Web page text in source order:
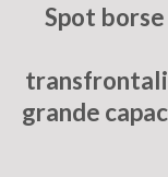
Spot
grande